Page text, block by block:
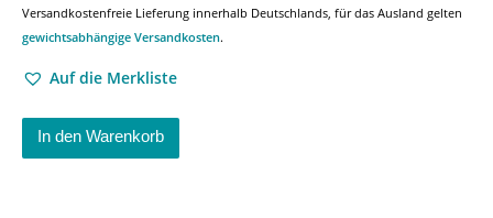
Versandkostenfreie Lieferung innerhalb Deutschlands, für das Ausland gelten
gewichtsabhängige Versandkosten.
Auf die Merkliste
In den Warenkorb